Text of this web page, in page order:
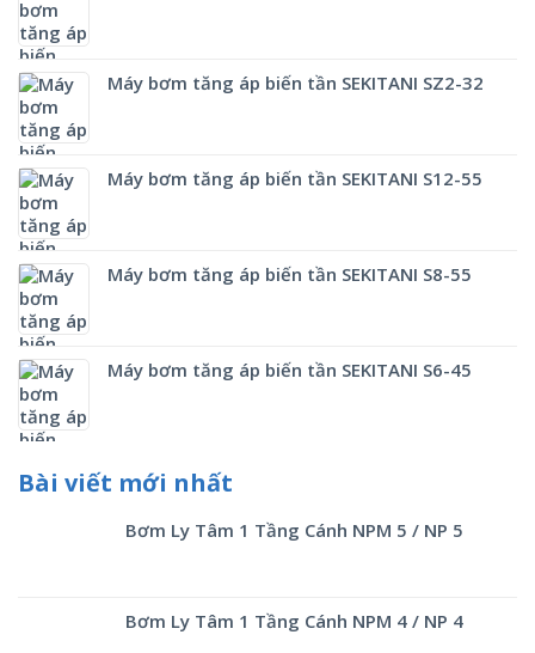
Máy bơm tăng áp biến tần SEKITANI SZ2-32
Máy bơm tăng áp biến tần SEKITANI S12-55
Máy bơm tăng áp biến tần SEKITANI S8-55
Máy bơm tăng áp biến tần SEKITANI S6-45
Bài viết mới nhất
Bơm Ly Tâm 1 Tầng Cánh NPM 5 / NP 5
Bơm Ly Tâm 1 Tầng Cánh NPM 4 / NP 4